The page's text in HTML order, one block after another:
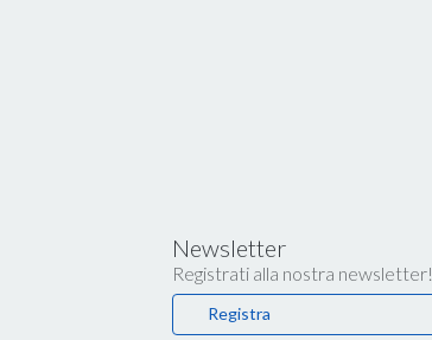
Newsletter
Registrati alla nostra newsletter!
Registra